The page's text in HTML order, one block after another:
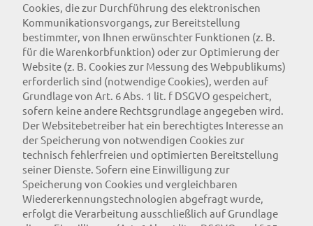
Cookies, die zur Durchführung des elektronischen
Kommunikationsvorgangs, zur Bereitstellung
bestimmter, von Ihnen erwünschter Funktionen (z. B.
für die Warenkorbfunktion) oder zur Optimierung der
Website (z. B. Cookies zur Messung des Webpublikums)
erforderlich sind (notwendige Cookies), werden auf
Grundlage von Art. 6 Abs. 1 lit. f DSGVO gespeichert,
sofern keine andere Rechtsgrundlage angegeben wird.
Der Websitebetreiber hat ein berechtigtes Interesse an
der Speicherung von notwendigen Cookies zur
technisch fehlerfreien und optimierten Bereitstellung
seiner Dienste. Sofern eine Einwilligung zur
Speicherung von Cookies und vergleichbaren
Wiedererkennungstechnologien abgefragt wurde,
erfolgt die Verarbeitung ausschließlich auf Grundlage